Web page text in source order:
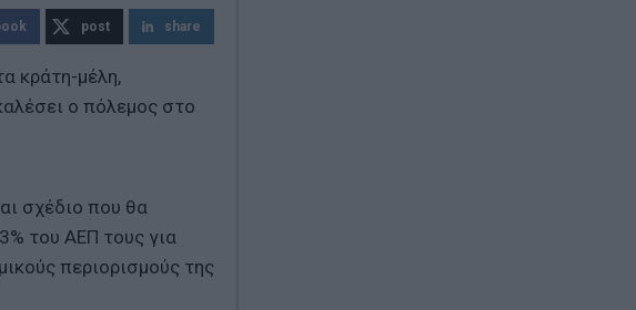
post share
κράτη-μέλη,
ο πόλεμος στο
σχέδιο που θα
του ΑΕΠ τους για
περιορισμούς της